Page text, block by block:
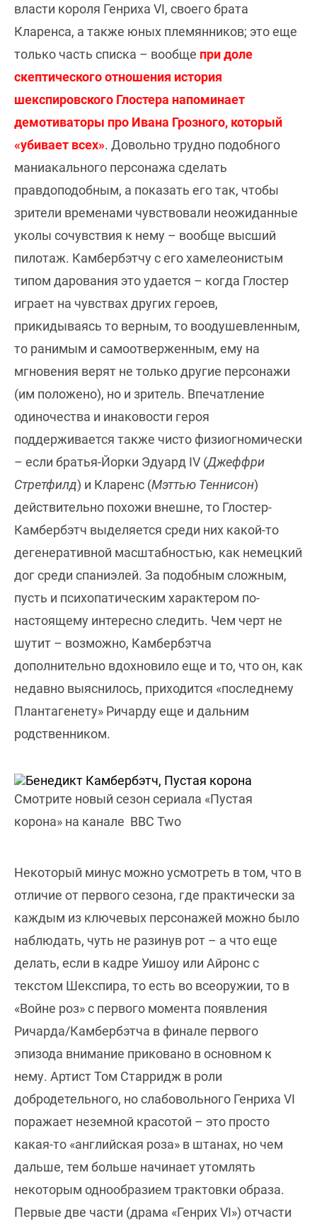
власти короля Генриха VI, своего брата
Кларенса, а также юных племянников; это еще
только часть списка – вообще при доле
скептического отношения история
шекспировского Глостера напоминает
демотиваторы про Ивана Грозного, который
«убивает всех». Довольно трудно подобного
маниакального персонажа сделать
правдоподобным, а показать его так, чтобы
зрители временами чувствовали неожиданные
уколы сочувствия к нему – вообще высший
пилотаж. Камбербэтчу с его хамелеонистым
типом дарования это удается – когда Глостер
играет на чувствах других героев,
прикидываясь то верным, то воодушевленным,
то ранимым и самоотверженным, ему на
мгновения верят не только другие персонажи
(им положено), но и зритель. Впечатление
одиночества и инаковости героя
поддерживается также чисто физиогномически
– если братья-Йорки Эдуард IV (Джеффри
Стретфилд) и Кларенс (Мэттью Теннисон)
действительно похожи внешне, то Глостер-
Камбербэтч выделяется среди них какой-то
дегенеративной масштабностью, как немецкий
дог среди спаниэлей. За подобным сложным,
пусть и психопатическим характером по-
настоящему интересно следить. Чем черт не
шутит – возможно, Камбербэтча
дополнительно вдохновило еще и то, что он, как
недавно выяснилось, приходится «последнему
Плантагенету» Ричарду еще и дальним
родственником.
Смотрите новый сезон сериала «Пустая
корона» на канале BBC Two
Некоторый минус можно усмотреть в том, что в
отличие от первого сезона, где практически за
каждым из ключевых персонажей можно было
наблюдать, чуть не разинув рот – а что еще
делать, если в кадре Уишоу или Айронс с
текстом Шекспира, то есть во всеоружии, то в
«Войне роз» с первого момента появления
Ричарда/Камбербэтча в финале первого
эпизода внимание приковано в основном к
нему. Артист Том Старридж в роли
добродетельного, но слабовольного Генриха VI
поражает неземной красотой – это просто
какая-то «английская роза» в штанах, но чем
дальше, тем больше начинает утомлять
некоторым однообразием трактовки образа.
Первые две части (драма «Генрих VI») отчасти